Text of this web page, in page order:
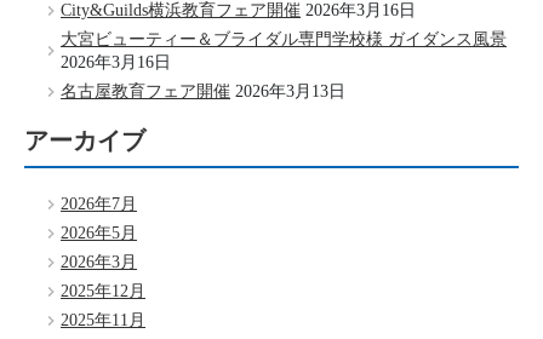
City&Guilds横浜教育フェア開催 2026年3月16日
大宮ビューティー＆ブライダル専門学校様 ガイダンス風景
2026年3月16日
名古屋教育フェア開催 2026年3月13日
アーカイブ
2026年7月
2026年5月
2026年3月
2025年12月
2025年11月